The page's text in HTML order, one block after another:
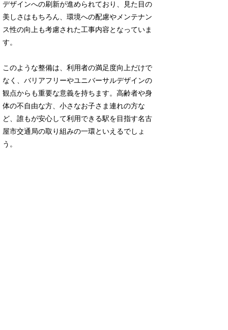
デザインへの刷新が進められており、見た目の
美しさはもちろん、環境への配慮やメンテナン
ス性の向上も考慮された工事内容となっていま
す。
このような整備は、利用者の満足度向上だけで
なく、バリアフリーやユニバーサルデザインの
観点からも重要な意義を持ちます。高齢者や身
体の不自由な方、小さなお子さま連れの方な
ど、誰もが安心して利用できる駅を目指す名古
屋市交通局の取り組みの一環といえるでしょ
う。